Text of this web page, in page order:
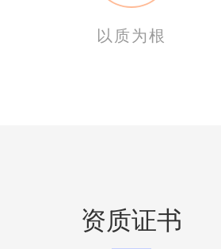
以质为根
资质证书